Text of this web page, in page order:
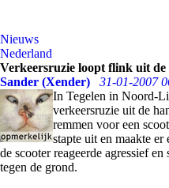
Nieuws
Nederland
Verkeersruzie loopt flink uit de
Sander (Xender)
31-01-2007
In Tegelen in Noord-
verkeersruzie uit de
remmen voor een
stapte uit en maakte
de scooter reageerde agressief
tegen de grond.